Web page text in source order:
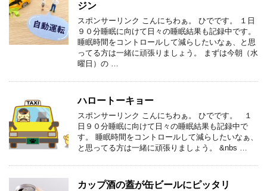
ジン
スポンサーリンク こんにちわぁ。 ひでです。 １日
９０分睡眠に向けて日々の睡眠結果も記録中です。
睡眠時間をコントロールして減らしたいなぁ、と思
ってる方は一緒に頑張りましょう。 まずは今朝（水
曜日）の …
ハロートーキョー
スポンサーリンク こんにちわぁ。 ひでです。 １
日９０分睡眠に向けて日々の睡眠結果も記録中で
す。 睡眠時間をコントロールして減らしたいなぁ、
と思ってる方は一緒に頑張りましょう。 &nbs …
カップ酒の蓋が缶ビールにピッタリ